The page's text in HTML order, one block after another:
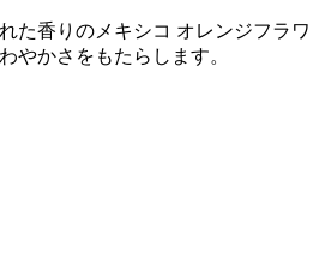
た香りのメキシコ オレンジフラワ
やかさをもたらします。